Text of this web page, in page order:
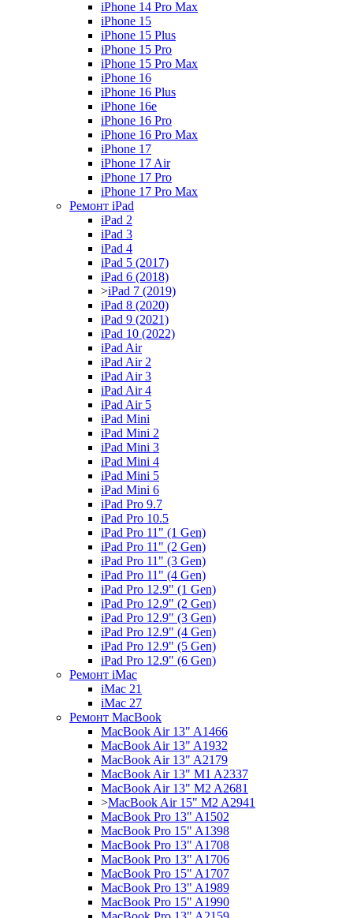
iPhone 14 Pro Max
iPhone 15
iPhone 15 Plus
iPhone 15 Pro
iPhone 15 Pro Max
iPhone 16
iPhone 16 Plus
iPhone 16e
iPhone 16 Pro
iPhone 16 Pro Max
iPhone 17
iPhone 17 Air
iPhone 17 Pro
iPhone 17 Pro Max
Ремонт iPad
iPad 2
iPad 3
iPad 4
iPad 5 (2017)
iPad 6 (2018)
>iPad 7 (2019)
iPad 8 (2020)
iPad 9 (2021)
iPad 10 (2022)
iPad Air
iPad Air 2
iPad Air 3
iPad Air 4
iPad Air 5
iPad Mini
iPad Mini 2
iPad Mini 3
iPad Mini 4
iPad Mini 5
iPad Mini 6
iPad Pro 9.7
iPad Pro 10.5
iPad Pro 11" (1 Gen)
iPad Pro 11" (2 Gen)
iPad Pro 11" (3 Gen)
iPad Pro 11" (4 Gen)
iPad Pro 12.9" (1 Gen)
iPad Pro 12.9" (2 Gen)
iPad Pro 12.9" (3 Gen)
iPad Pro 12.9" (4 Gen)
iPad Pro 12.9" (5 Gen)
iPad Pro 12.9" (6 Gen)
Ремонт iMac
iMac 21
iMac 27
Ремонт MacBook
MacBook Air 13" A1466
MacBook Air 13" A1932
MacBook Air 13" A2179
MacBook Air 13" M1 A2337
MacBook Air 13" M2 A2681
>MacBook Air 15" M2 A2941
MacBook Pro 13" A1502
MacBook Pro 15" A1398
MacBook Pro 13" A1708
MacBook Pro 13" A1706
MacBook Pro 15" A1707
MacBook Pro 13" A1989
MacBook Pro 15" A1990